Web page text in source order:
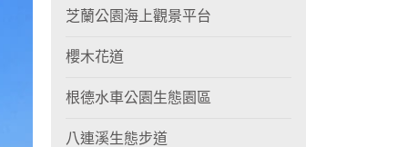
芝蘭公園海上觀景平台
櫻木花道
根德水車公園生態園區
八連溪生態步道